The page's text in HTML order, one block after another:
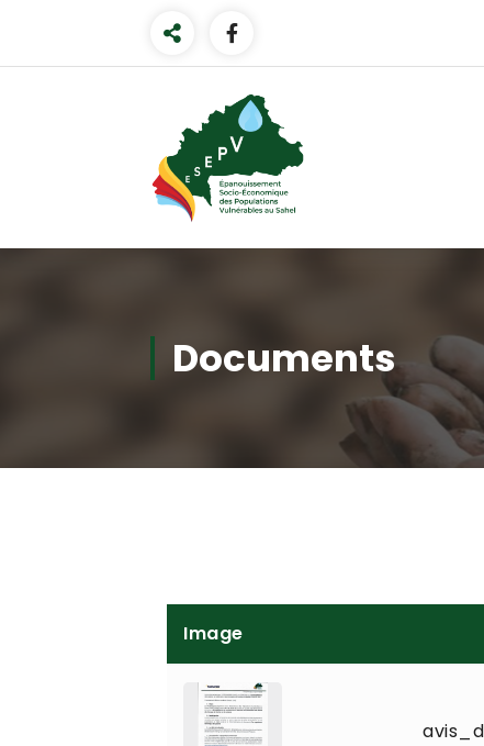
Documents
Image